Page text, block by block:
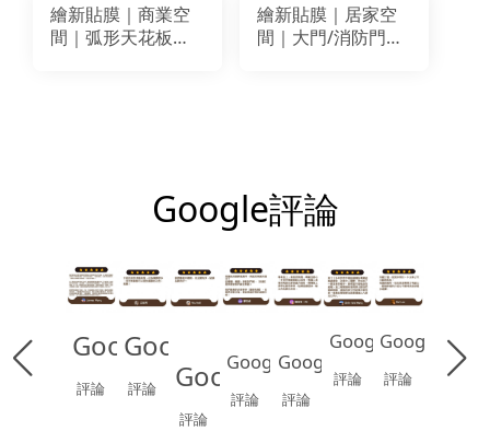
繪新貼膜｜商業空
間｜弧形天花板＋
繪新貼膜｜居家空
間｜大門/消防門門
Google評論
Google
評論
Google
評論 Google
評論
Google
評論
Google
評論
Google
評論
Google
評論